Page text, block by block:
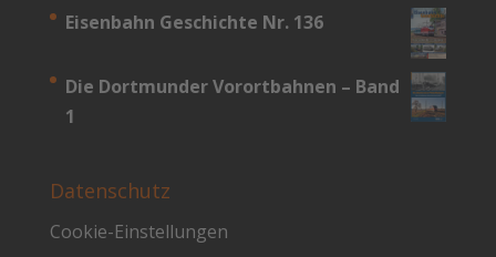
Eisenbahn Geschichte Nr. 136
Die Dortmunder Vorortbahnen – Band
1
Datenschutz
Cookie-Einstellungen